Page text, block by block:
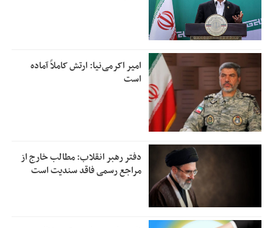
امیر اکرمی‌نیا: ارتش کاملاً آماده
است
دفتر رهبر انقلاب: مطالب خارج از
مراجع رسمی فاقد سندیت است